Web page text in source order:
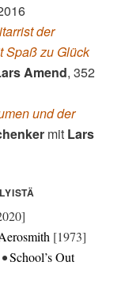
der
Spaß zu Glück
Amend, 352
und der
mit Lars
[1973]
•School’s Out